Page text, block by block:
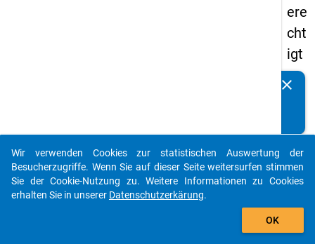
ere
cht
igt
en
s
20
12
clear
auto_stories
add_shopping_cart
Wir verwenden Cookies zur statistischen Auswertung der
Besucherzugriffe. Wenn Sie auf dieser Seite weitersurfen stimmen
Sie der Cookie-Nutzung zu. Weitere Informationen zu Cookies
erhalten Sie in unserer Datenschutzerkärung.
OK